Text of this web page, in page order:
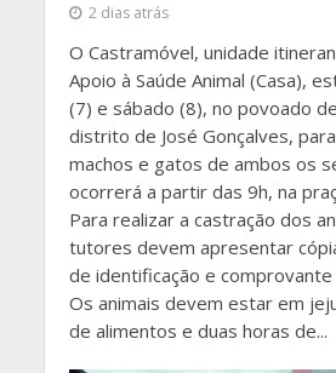
2 dias atrás
O Castramóvel, unidade
Apoio à Saúde Animal (Casa),
(7) e sábado (8), no povoado
distrito de José Gonçalves,
machos e gatos de ambos os
ocorrerá a partir das 9h, na
Para realizar a castração dos
tutores devem apresentar
de identificação e comprovante
Os animais devem estar em
de alimentos e duas horas de...